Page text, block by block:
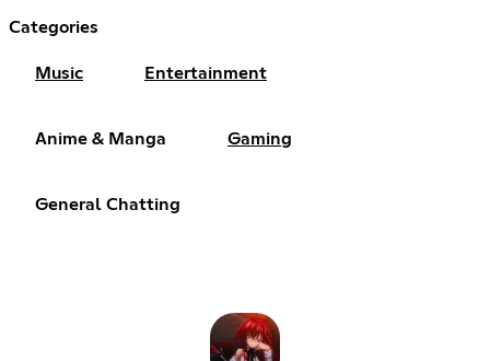
Categories
Music Entertainment
Anime & Manga Gaming
General Chatting